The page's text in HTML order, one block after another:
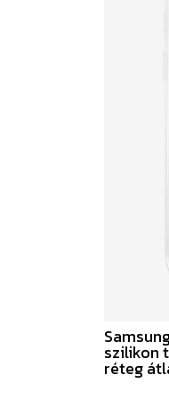
szilikon
réteg